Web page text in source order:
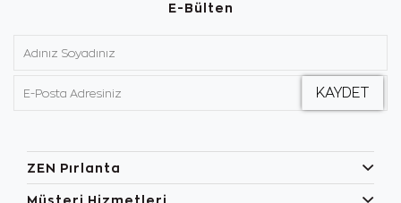
E-Bülten
ZEN Pırlanta
Müşteri Hizmetleri